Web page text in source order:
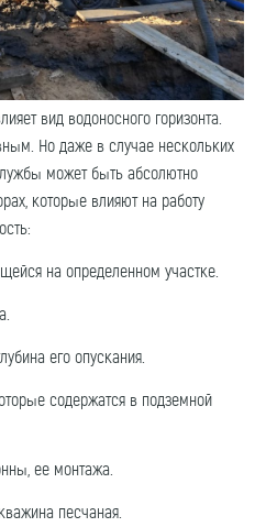
вид водоносного горизонта.
Но даже в случае нескольких
может быть абсолютно
которые влияют на работу
на определенном участке.
его опускания.
содержатся в подземной
ее монтажа.
песчаная.